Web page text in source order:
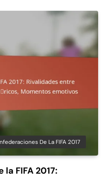
De La FIFA 2017
FIFA 2017: